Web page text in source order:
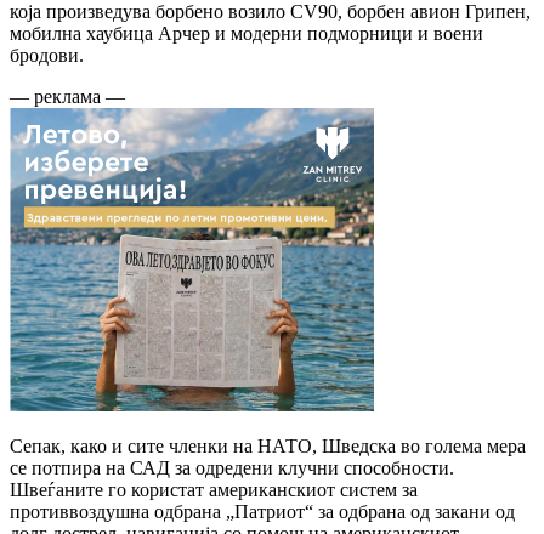
која произведува борбено возило CV90, борбен авион Грипен,
мобилна хаубица Арчер и модерни подморници и воени
бродови.
— реклама —
Сепак, како и сите членки на НАТО, Шведска во голема мера
се потпира на САД за одредени клучни способности.
Швеѓаните го користат американскиот систем за
противвоздушна одбрана „Патриот“ за одбрана од закани од